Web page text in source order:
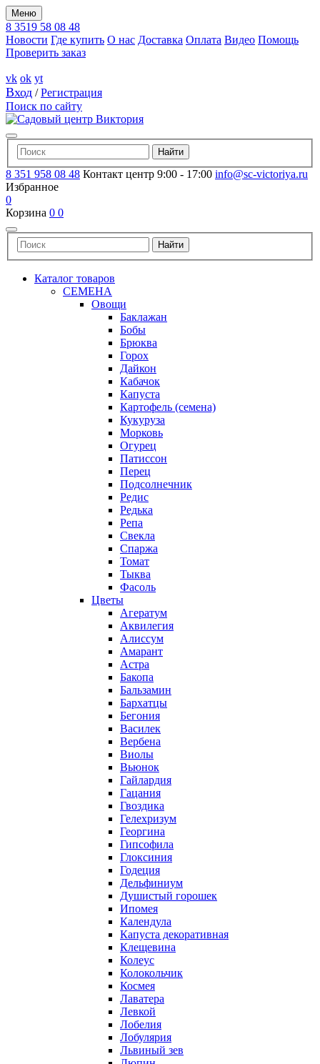
Меню
8 3519 58 08 48
Новости Где купить О нас Доставка Оплата Видео Помощь
Проверить заказ
vk ok yt
Вход /Регистрация
Поиск по сайту
8 351 958 08 48 Контакт центр 9:00 - 17:00 info@sc-victoriya.ru
Избранное
0
Корзина 0 0
Каталог товаров
СЕМЕНА
Овощи
Баклажан
Бобы
Брюква
Горох
Дайкон
Кабачок
Капуста
Картофель (семена)
Кукуруза
Морковь
Огурец
Патиссон
Перец
Подсолнечник
Редис
Редька
Репа
Свекла
Спаржа
Томат
Тыква
Фасоль
Цветы
Агератум
Аквилегия
Алиссум
Амарант
Астра
Бакопа
Бальзамин
Бархатцы
Бегония
Василек
Вербена
Виолы
Вьюнок
Гайлардия
Гацания
Гвоздика
Гелехризум
Георгина
Гипсофила
Глоксиния
Годеция
Дельфиниум
Душистый горошек
Ипомея
Календула
Капуста декоративная
Клещевина
Колеус
Колокольчик
Космея
Лаватера
Левкой
Лобелия
Лобулярия
Львиный зев